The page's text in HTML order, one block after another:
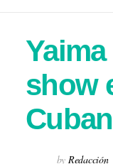
show
by Redacción